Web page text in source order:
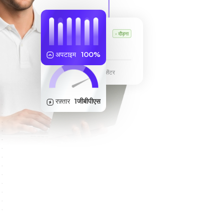
कार्ल का वीपीएस दौड़ना
255.189.85.19
फ्रैंकफर्ट डेटा सेंटर
रफ़्तार 1जीबीपीएस
अपटाइम 100%